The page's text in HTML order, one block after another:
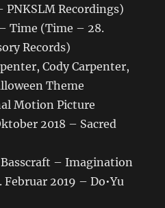
PNKSLM Recordings)
Time (Time – 28.
Records)
Cody Carpenter,
Theme
Motion Picture
2018 – Sacred
– Imagination
2019 – Do•Yu